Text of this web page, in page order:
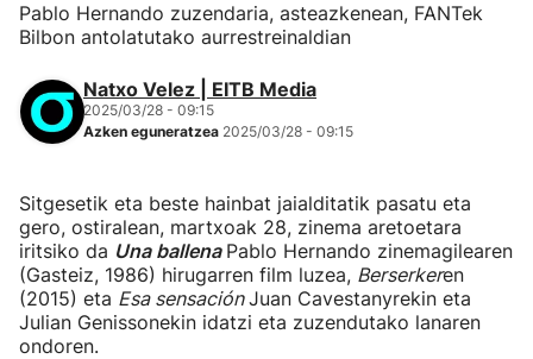
Pablo Hernando zuzendaria, asteazkenean, FANTek
Bilbon antolatutako aurrestreinaldian
Natxo Velez | EITB Media
2025/03/28 - 09:15
Azken eguneratzea 2025/03/28 - 09:15
Sitgesetik eta beste hainbat jaialditatik pasatu eta
gero, ostiralean, martxoak 28, zinema aretoetara
iritsiko da Una ballena Pablo Hernando zinemagilearen
(Gasteiz, 1986) hirugarren film luzea, Berserkeren
(2015) eta Esa sensaciónJuan Cavestanyrekin eta
Julian Genissonekin idatzi eta zuzendutako lanaren
ondoren.